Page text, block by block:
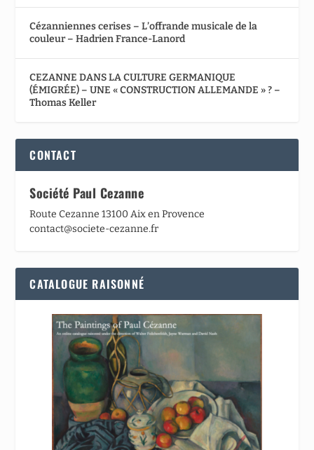
Cézanniennes cerises – L’offrande musicale de la
couleur – Hadrien France-Lanord
CEZANNE DANS LA CULTURE GERMANIQUE
(ÉMIGRÉE) – UNE « CONSTRUCTION ALLEMANDE » ? –
Thomas Keller
CONTACT
Société Paul Cezanne
Route Cezanne 13100 Aix en Provence
contact@societe-cezanne.fr
CATALOGUE RAISONNÉ